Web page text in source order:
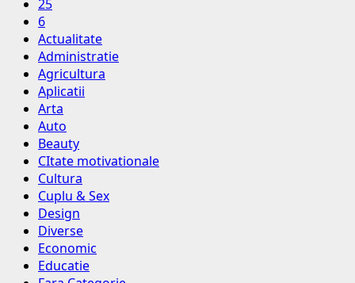
25
6
Actualitate
Administratie
Agricultura
Aplicatii
Arta
Auto
Beauty
CItate motivationale
Cultura
Cuplu & Sex
Design
Diverse
Economic
Educatie